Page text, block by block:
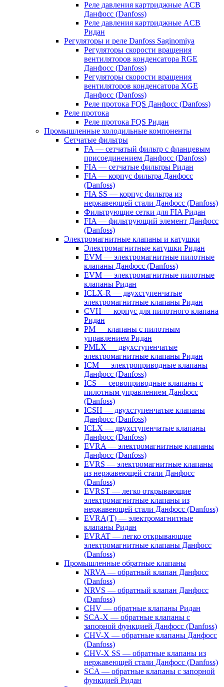
Реле давления картриджные ACB
Данфосс (Danfoss)
Реле давления картриджные ACB
Ридан
Регуляторы и реле Danfoss Saginomiya
Регуляторы скорости вращения
вентиляторов конденсатора RGE
Данфосс (Danfoss)
Регуляторы скорости вращения
вентиляторов конденсатора XGE
Данфосс (Danfoss)
Реле протока FQS Данфосс (Danfoss)
Реле протока
Реле протока FQS Ридан
Промышленные холодильные компоненты
Сетчатые фильтры
FA — сетчатый фильтр с фланцевым
присоединением Данфосс (Danfoss)
FIA — сетчатые фильтры Ридан
FIA — корпус фильтра Данфосс
(Danfoss)
FIA SS — корпус фильтра из
нержавеющей стали Данфосс (Danfoss)
Фильтрующие сетки для FIA Ридан
FIA — фильтрующий элемент Данфосс
(Danfoss)
Электромагнитные клапаны и катушки
Электромагнитные катушки Ридан
EVM — электромагнитные пилотные
клапаны Данфосс (Danfoss)
EVM — электромагнитные пилотные
клапаны Ридан
ICLX-R — двухступенчатые
электромагнитные клапаны Ридан
CVH — корпус для пилотного клапана
Ридан
PM — клапаны с пилотным
управлением Ридан
PMLX — двухступенчатые
электромагнитные клапаны Ридан
ICM — электроприводные клапаны
Данфосс (Danfoss)
ICS — сервоприводные клапаны с
пилотным управлением Данфосс
(Danfoss)
ICSH — двухступенчатые клапаны
Данфосс (Danfoss)
ICLX — двухступенчатые клапаны
Данфосс (Danfoss)
EVRA — электромагнитные клапаны
Данфосс (Danfoss)
EVRS — электромагнитные клапаны
из нержавеющей стали Данфосс
(Danfoss)
EVRST — легко открывающие
электромагнитные клапаны из
нержавеющей стали Данфосс (Danfoss)
EVRA(T) — электромагнитные
клапаны Ридан
EVRAT — легко открывающие
электромагнитные клапаны Данфосс
(Danfoss)
Промышленные обратные клапаны
NRVA — обратный клапан Данфосс
(Danfoss)
NRVS — обратный клапан Данфосс
(Danfoss)
CHV — обратные клапаны Ридан
SCA-X — обратные клапаны с
запорной функцией Данфосс (Danfoss)
CHV-X — обратные клапаны Данфосс
(Danfoss)
CHV-X SS — обратные клапаны из
нержавеющей стали Данфосс (Danfoss)
SCA — обратные клапаны с запорной
функцией Ридан